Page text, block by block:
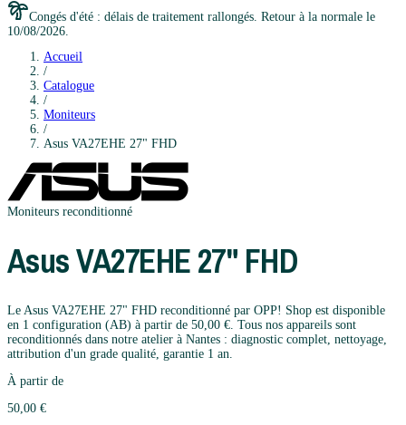
Congés d'été : délais de traitement rallongés. Retour à la normale le
10/08/2026.
Accueil
/
Catalogue
/
Moniteurs
/
Asus VA27EHE 27" FHD
Moniteurs reconditionné
AsusVA27EHE 27" FHD
Le Asus VA27EHE 27" FHD reconditionné par OPP! Shop est disponible
en 1 configuration (AB) à partir de 50,00 €. Tous nos appareils sont
reconditionnés dans notre atelier à Nantes : diagnostic complet, nettoyage,
attribution d'un grade qualité, garantie 1 an.
À partir de
50,00 €